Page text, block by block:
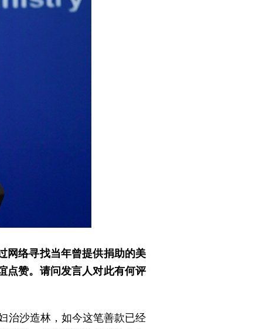
网络寻找当年曾提供捐助的美
点赞。请问发言人对此有何评
治沙造林，如今这笔善款已经